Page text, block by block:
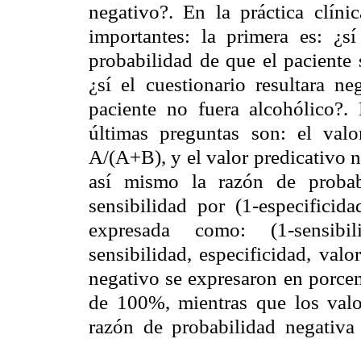
negativo?. En la práctica
importantes: la primera es:
probabilidad de que el paciente
¿sí el cuestionario resultara
paciente no fuera
últimas preguntas son: el
A/(A+B), y el valor predicativo
así mismo la razón de
sensibilidad por (1-
expresada como: (1-
sensibilidad, especificidad,
negativo se expresaron en
de 100%, mientras que los
razón de probabilidad